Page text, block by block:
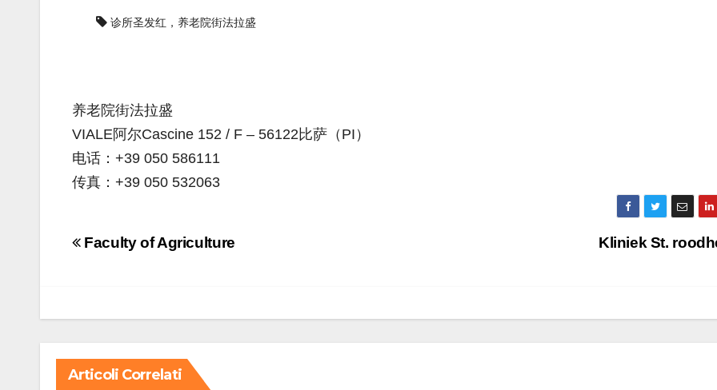
诊所圣发红，养老院街法拉盛
养老院街法拉盛
VIALE阿尔Cascine 152 / F – 56122比萨（PI）
电话：+39 050 586111
传真：+39 050 532063
Navigazione
Kliniek St.
Faculty of Agriculture
Articoli Correlati